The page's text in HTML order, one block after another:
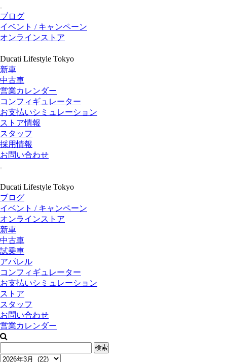
ブログ
イベント / キャンペーン
オンラインストア
Ducati Lifestyle Tokyo
新車
中古車
営業カレンダー
コンフィギュレーター
お支払いシミュレーション
ストア情報
スタッフ
採用情報
お問い合わせ
Ducati Lifestyle Tokyo
ブログ
イベント / キャンペーン
オンラインストア
新車
中古車
試乗車
アパレル
コンフィギュレーター
お支払いシミュレーション
ストア
スタッフ
お問い合わせ
営業カレンダー
索: